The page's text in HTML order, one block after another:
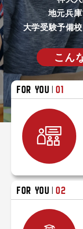
地元兵庫
大学受験予備
こん
FOR YOU 01
FOR YOU 02